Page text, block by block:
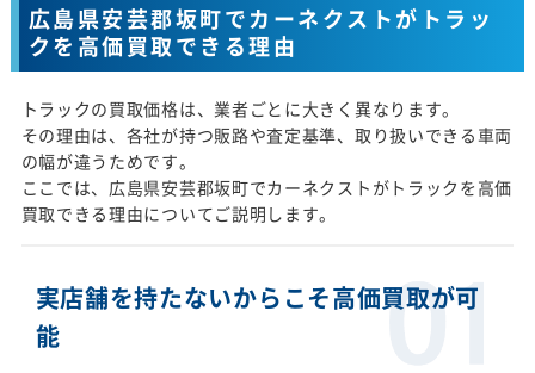
広島県安芸郡坂町でカーネクストがトラッ
クを高価買取できる理由
トラックの買取価格は、業者ごとに大きく異なります。
その理由は、各社が持つ販路や査定基準、取り扱いできる車両
の幅が違うためです。
ここでは、広島県安芸郡坂町でカーネクストがトラックを高価
買取できる理由についてご説明します。
実店舗を持たないからこそ高価買取が可
能